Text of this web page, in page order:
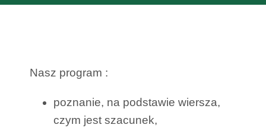
Nasz program :
poznanie, na podstawie wiersza,
czym jest szacunek,